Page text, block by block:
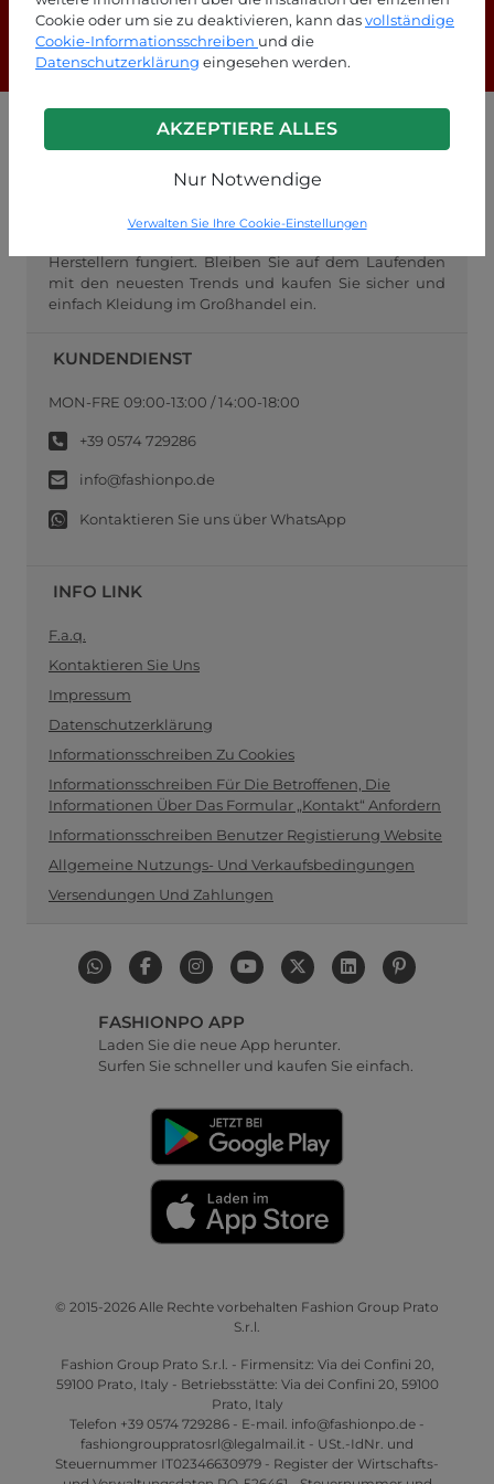
Cookie oder um sie zu deaktivieren, kann dasvollständige
Cookie-Informationsschreiben und die
Datenschutzerklärung eingesehen werden.
AKZEPTIERE ALLES
Nur Notwendige
Verwalten Sie Ihre Cookie-Einstellungen
F.A.Q.
FashionPo.com ist ein Online-Großhändler für
italienischer Mode für Wiederverkäufer konzentriert
Herstellern fungiert. Bleiben Sie auf dem Laufenden
mit den neuesten Trends und kaufen Sie sicher und
einfach Kleidung im Großhandel ein.
KUNDENDIENST
MON-FRE 09:00-13:00 / 14:00-18:00
+39 0574 729286
info@fashionpo.de
Kontaktieren Sie uns über WhatsApp
INFO LINK
F.a.q.
Kontaktieren Sie Uns
Impressum
Datenschutzerklärung
Informationsschreiben Zu Cookies
Informationsschreiben Für Die Betroffenen, Die
Informationen Über Das Formular „Kontakt“ Anfordern
Informationsschreiben Benutzer Registierung Website
Allgemeine Nutzungs- Und Verkaufsbedingungen
Versendungen Und Zahlungen
FASHIONPO APP
Laden Sie die neue App herunter.
Surfen Sie schneller und kaufen Sie einfach.
© 2015-2026 Alle Rechte vorbehalten Fashion Group Prato
S.r.l.
Fashion Group Prato S.r.l. - Firmensitz: Via dei Confini 20,
59100 Prato, Italy - Betriebsstätte: Via dei Confini 20, 59100
Prato, Italy
Telefon +39 0574 729286 - E-mail. info@fashionpo.de -
fashiongrouppratosrl@legalmail.it - USt.-IdNr. und
Steuernummer IT02346630979 - Register der Wirtschafts-